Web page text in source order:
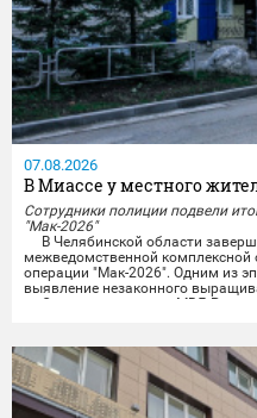
07.08.2026
В Миассе у местного
Сотрудники полиции подвели
"Мак-2026"
В Челябинской области
межведомственной комплексной
операции "Мак-2026". Одним из
выявление незаконного
Сотрудники отдела МВД России
жителя,...